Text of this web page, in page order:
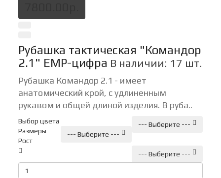
Рубашка тактическая "Командор
2.1" ЕМР-цифра В наличии: 17 шт.
Рубашка Командор 2.1 - имеет
анатомический крой, с удлиненным
рукавом и общей длиной изделия. В руба..
Выбор цвета
--- Выберите ---
Размеры
--- Выберите ---
Рост
--- Выберите ---